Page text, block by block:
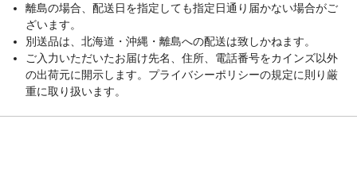
離島の場合、配送日を指定しても指定日通り届かない場合がご
ざいます。
別送品は、北海道・沖縄・離島への配送は致しかねます。
ご入力いただいたお届け先名、住所、電話番号をカインズ以外
の出荷元に開示します。プライバシーポリシーの規定に則り厳
重に取り扱います。